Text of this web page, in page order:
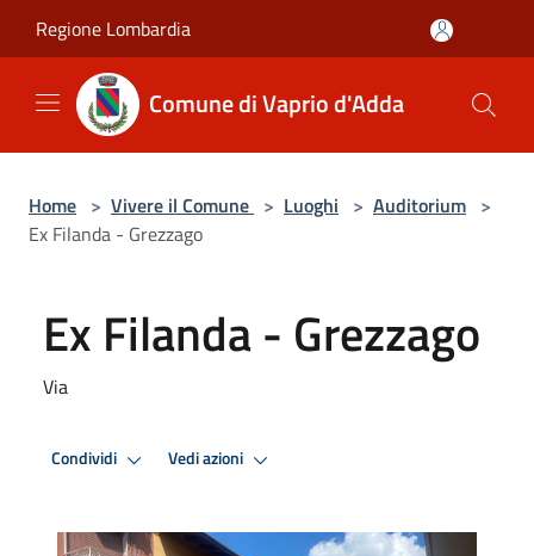
Regione Lombardia
Comune di Vaprio d'Adda
Home > Vivere il Comune > Luoghi > Auditorium >
Ex Filanda - Grezzago
Ex Filanda - Grezzago
Via
Condividi Vedi azioni